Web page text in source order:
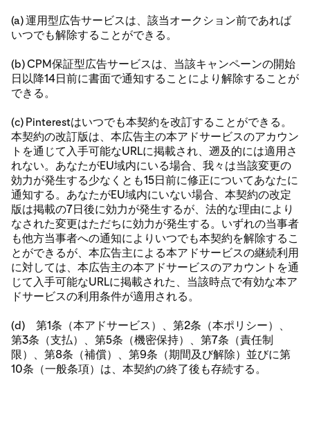
(a) 運用型広告サービスは、該当オークション前であれば
いつでも解除することができる。
(b) CPM保証型広告サービスは、当該キャンペーンの開始
日以降14日前に書面で通知することにより解除することが
できる。
(c) Pinterestはいつでも本契約を改訂することができる。
本契約の改訂版は、本広告主の本アドサービスのアカウン
トを通じて入手可能なURLに掲載され、遡及的には適用さ
れない。あなたがEU域内にいる場合、我々は当該変更の
効力が発生する少なくとも15日前に修正についてあなたに
通知する。あなたがEU域内にいない場合、本契約の改定
版は掲載の7日後に効力が発生するが、法的な理由により
なされた変更はただちに効力が発生する。いずれの当事者
も他方当事者への通知によりいつでも本契約を解除するこ
とができるが、本広告主による本アドサービスの継続利用
に対しては、本広告主の本アドサービスのアカウントを通
じて入手可能なURLに掲載された、当該時点で有効な本ア
ドサービスの利用条件が適用される。
(d) 第1条（本アドサービス）、第2条（本ポリシー）、
第3条（支払）、第5条（機密保持）、第7条（責任制
限）、第8条（補償）、第9条（期間及び解除）並びに第
10条（一般条項）は、本契約の終了後も存続する。